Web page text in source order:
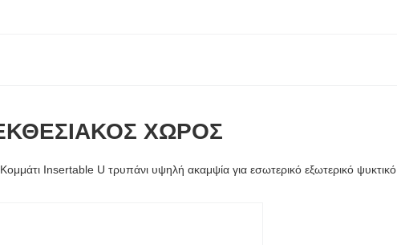
ΧΏΡΟΣ
Insertable U τρυπάνι υψηλή ακαμψία για εσωτερικό εξωτερικό ψυκτικό